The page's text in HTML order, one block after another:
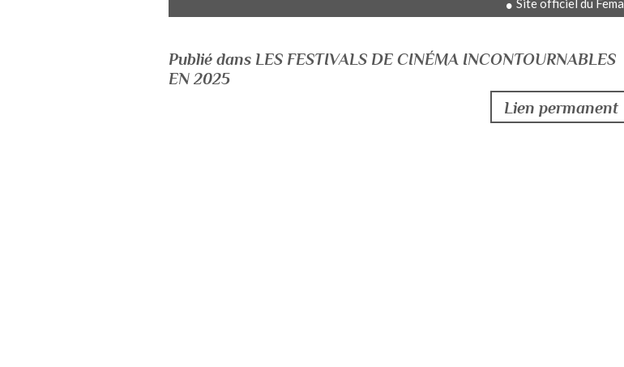
Site officiel du Fema
Publié dans LES FESTIVALS DE CINÉMA INCONTOURNABLES
EN 2025
Lien permanent